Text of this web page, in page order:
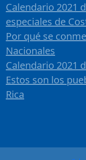
Calendario 2021
especiales de
Por qué se
Nacionales
Calendario 2021
Estos son los
Rica